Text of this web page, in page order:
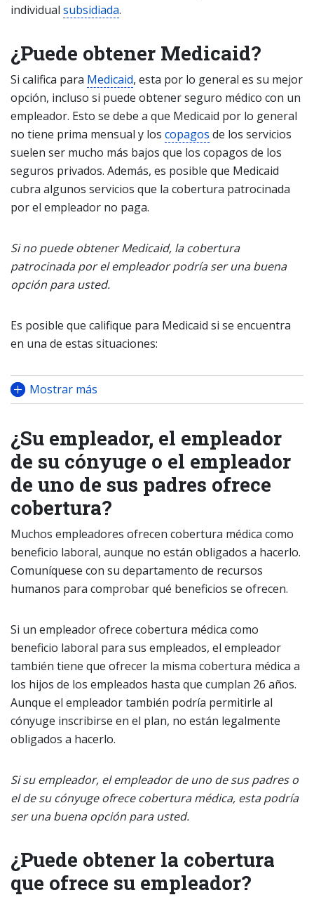
individual subsidiada.
¿Puede obtener Medicaid?
Si califica para Medicaid, esta por lo general es su mejor
opción, incluso si puede obtener seguro médico con un
empleador. Esto se debe a que Medicaid por lo general
no tiene prima mensual y los copagos de los servicios
suelen ser mucho más bajos que los copagos de los
seguros privados. Además, es posible que Medicaid
cubra algunos servicios que la cobertura patrocinada
por el empleador no paga.
Si no puede obtener Medicaid, la cobertura
patrocinada por el empleador podría ser una buena
opción para usted.
Es posible que califique para Medicaid si se encuentra
en una de estas situaciones:
Mostrar más
¿Su empleador, el empleador
de su cónyuge o el empleador
de uno de sus padres ofrece
cobertura?
Muchos empleadores ofrecen cobertura médica como
beneficio laboral, aunque no están obligados a hacerlo.
Comuníquese con su departamento de recursos
humanos para comprobar qué beneficios se ofrecen.
Si un empleador ofrece cobertura médica como
beneficio laboral para sus empleados, el empleador
también tiene que ofrecer la misma cobertura médica a
los hijos de los empleados hasta que cumplan 26 años.
Aunque el empleador también podría permitirle al
cónyuge inscribirse en el plan, no están legalmente
obligados a hacerlo.
Si su empleador, el empleador de uno de sus padres o
el de su cónyuge ofrece cobertura médica, esta podría
ser una buena opción para usted.
¿Puede obtener la cobertura
que ofrece su empleador?